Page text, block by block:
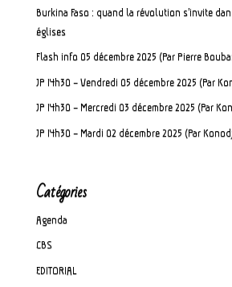
Burkina Faso : quand la révolution s’invite
églises
Flash info 05 décembre 2025 (Par Pierre
JP 14h30 – Vendredi 05 décembre 2025 (Par
JP 14h30 – Mercredi 03 décembre 2025 (Par
JP 14h30 – Mardi 02 décembre 2025 (Par
Catégories
Agenda
CBS
EDITORIAL